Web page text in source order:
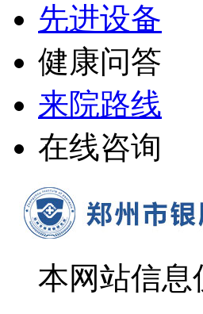
先进设备
健康问答
来院路线
在线咨询
本网站信息